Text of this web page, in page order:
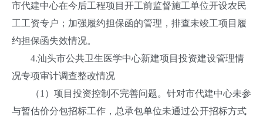
市代建中心在今后工程项目开工前监督施工单位开设农民
工工资专户；加强履约担保函的管理，排查未竣工项目履
约担保函失效情况。
4.汕头市公共卫生医学中心新建项目投资建设管理情
况专项审计调查整改情况
（1）项目投资控制不完善问题。针对市代建中心未参
与暂估价分包招标工作，总承包单位未通过公开招标方式